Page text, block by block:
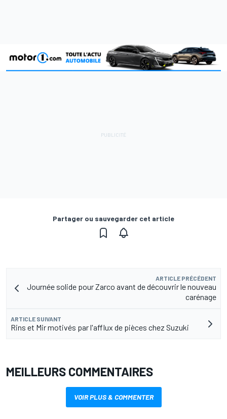
Partager ou sauvegarder cet article
ARTICLE PRÉCÉDENT
Journée solide pour Zarco avant de découvrir le nouveau
carénage
ARTICLE SUIVANT
Rins et Mir motivés par l'afflux de pièces chez Suzuki
MEILLEURS COMMENTAIRES
VOIR PLUS & COMMENTER